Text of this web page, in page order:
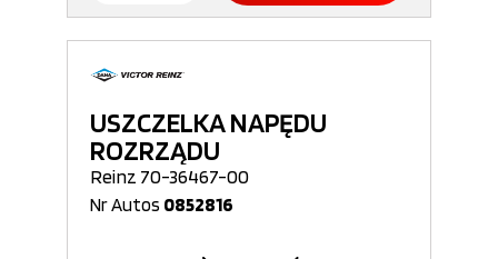
USZCZELKA NAPĘDU
ROZRZĄDU
Reinz 70-36467-00
Nr Autos 0852816